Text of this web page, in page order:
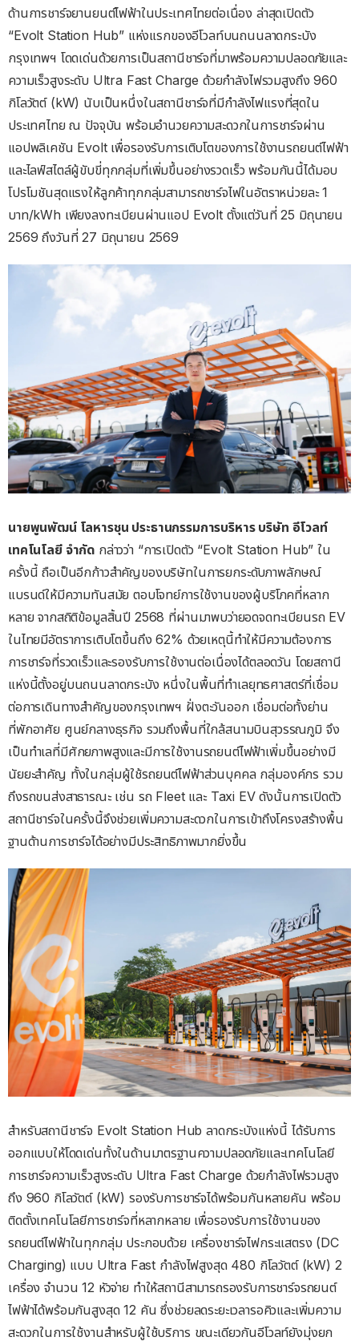
ด้านการชาร์จยานยนต์ไฟฟ้าในประเทศไทยต่อเนื่อง ล่าสุดเปิดตัว
“Evolt Station Hub” แห่งแรกของอีโวลท์บนถนนลาดกระบัง
กรุงเทพฯ โดดเด่นด้วยการเป็นสถานีชาร์จที่มาพร้อมความปลอดภัยและ
ความเร็วสูงระดับ Ultra Fast Charge ด้วยกำลังไฟรวมสูงถึง 960
กิโลวัตต์ (kW) นับเป็นหนึ่งในสถานีชาร์จที่มีกำลังไฟแรงที่สุดใน
ประเทศไทย ณ ปัจจุบัน พร้อมอำนวยความสะดวกในการชาร์จผ่าน
แอปพลิเคชัน Evolt เพื่อรองรับการเติบโตของการใช้งานรถยนต์ไฟฟ้า
และไลฟ์สไตล์ผู้ขับขี่ทุกกลุ่มที่เพิ่มขึ้นอย่างรวดเร็ว พร้อมกันนี้ได้มอบ
โปรโมชันสุดแรงให้ลูกค้าทุกกลุ่มสามารถชาร์จไฟในอัตราหน่วยละ 1
บาท/kWh เพียงลงทะเบียนผ่านแอป Evolt ตั้งแต่วันที่ 25 มิถุนายน
2569 ถึงวันที่ 27 มิถุนายน 2569
นายพูนพัฒน์ โลหารชุน ประธานกรรมการบริหาร บริษัท อีโวลท์
เทคโนโลยี จำกัด กล่าวว่า “การเปิดตัว “Evolt Station Hub” ใน
ครั้งนี้ ถือเป็นอีกก้าวสำคัญของบริษัทในการยกระดับภาพลักษณ์
แบรนด์ให้มีความทันสมัย ตอบโจทย์การใช้งานของผู้บริโภคที่หลาก
หลาย จากสถิติข้อมูลสิ้นปี 2568 ที่ผ่านมาพบว่ายอดจดทะเบียนรถ EV
ในไทยมีอัตราการเติบโตขึ้นถึง 62% ด้วยเหตุนี้ทำให้มีความต้องการ
การชาร์จที่รวดเร็วและรองรับการใช้งานต่อเนื่องได้ตลอดวัน โดยสถานี
แห่งนี้ตั้งอยู่บนถนนลาดกระบัง หนึ่งในพื้นที่ทำเลยุทธศาสตร์ที่เชื่อม
ต่อการเดินทางสำคัญของกรุงเทพฯ ฝั่งตะวันออก เชื่อมต่อทั้งย่าน
ที่พักอาศัย ศูนย์กลางธุรกิจ รวมถึงพื้นที่ใกล้สนามบินสุวรรณภูมิ จึง
เป็นทำเลที่มีศักยภาพสูงและมีการใช้งานรถยนต์ไฟฟ้าเพิ่มขึ้นอย่างมี
นัยยะสำคัญ ทั้งในกลุ่มผู้ใช้รถยนต์ไฟฟ้าส่วนบุคคล กลุ่มองค์กร รวม
ถึงรถขนส่งสาธารณะ เช่น รถ Fleet และ Taxi EV ดังนั้นการเปิดตัว
สถานีชาร์จในครั้งนี้จึงช่วยเพิ่มความสะดวกในการเข้าถึงโครงสร้างพื้น
ฐานด้านการชาร์จได้อย่างมีประสิทธิภาพมากยิ่งขึ้น
สำหรับสถานีชาร์จ Evolt Station Hub ลาดกระบังแห่งนี้ ได้รับการ
ออกแบบให้โดดเด่นทั้งในด้านมาตรฐานความปลอดภัยและเทคโนโลยี
การชาร์จความเร็วสูงระดับ Ultra Fast Charge ด้วยกำลังไฟรวมสูง
ถึง 960 กิโลวัตต์ (kW) รองรับการชาร์จได้พร้อมกันหลายคัน พร้อม
ติดตั้งเทคโนโลยีการชาร์จที่หลากหลาย เพื่อรองรับการใช้งานของ
รถยนต์ไฟฟ้าในทุกกลุ่ม ประกอบด้วย เครื่องชาร์จไฟกระแสตรง (DC
Charging) แบบ Ultra Fast กำลังไฟสูงสุด 480 กิโลวัตต์ (kW) 2
เครื่อง จำนวน 12 หัวจ่าย ทำให้สถานีสามารถรองรับการชาร์จรถยนต์
ไฟฟ้าได้พร้อมกันสูงสุด 12 คัน ซึ่งช่วยลดระยะเวลารอคิวและเพิ่มความ
สะดวกในการใช้งานสำหรับผู้ใช้บริการ ขณะเดียวกันอีโวลท์ยังมุ่งยก